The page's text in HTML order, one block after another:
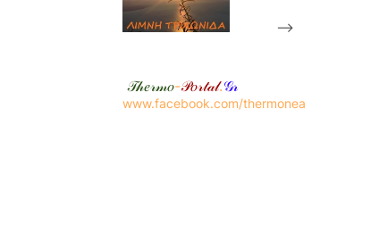
-->
𝒯𝒽𝑒𝓇𝓂𝑜-𝒫𝑜𝓇𝓉𝒶𝓁.𝒢𝓇
www.facebook.com/thermonea